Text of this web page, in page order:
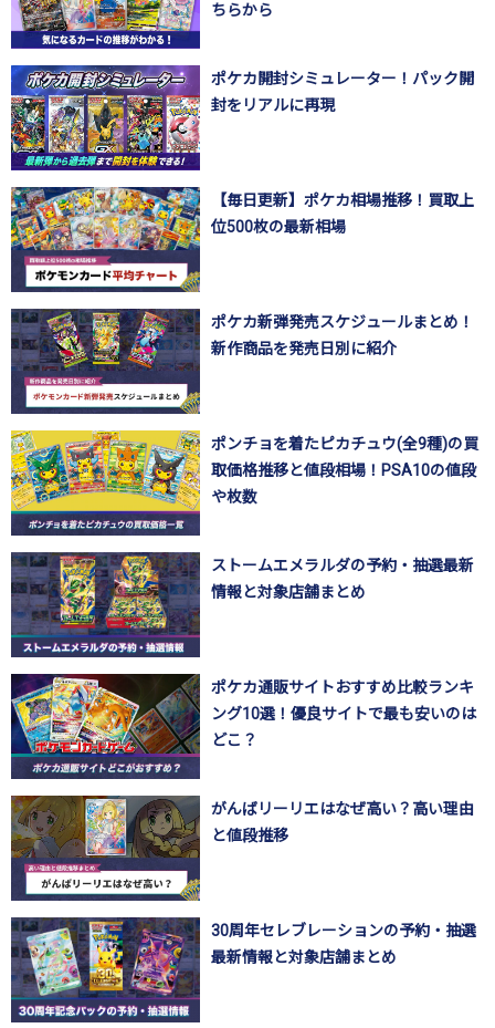
ちらから
ポケカ開封シミュレーター！パック開
封をリアルに再現
【毎日更新】ポケカ相場推移！買取上
位500枚の最新相場
ポケカ新弾発売スケジュールまとめ！
新作商品を発売日別に紹介
ポンチョを着たピカチュウ(全9種)の買
取価格推移と値段相場！PSA10の値段
や枚数
ストームエメラルダの予約・抽選最新
情報と対象店舗まとめ
ポケカ通販サイトおすすめ比較ランキ
ング10選！優良サイトで最も安いのは
どこ？
がんばリーリエはなぜ高い？高い理由
と値段推移
30周年セレブレーションの予約・抽選
最新情報と対象店舗まとめ